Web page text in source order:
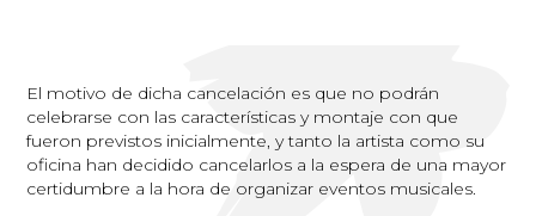
El motivo de dicha cancelación es que no podrán
celebrarse con las características y montaje con que
fueron previstos inicialmente, y tanto la artista como su
oficina han decidido cancelarlos a la espera de una mayor
certidumbre a la hora de organizar eventos musicales.